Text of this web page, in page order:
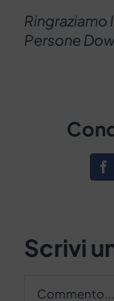
Ringraziamo
Persone
Scrivi